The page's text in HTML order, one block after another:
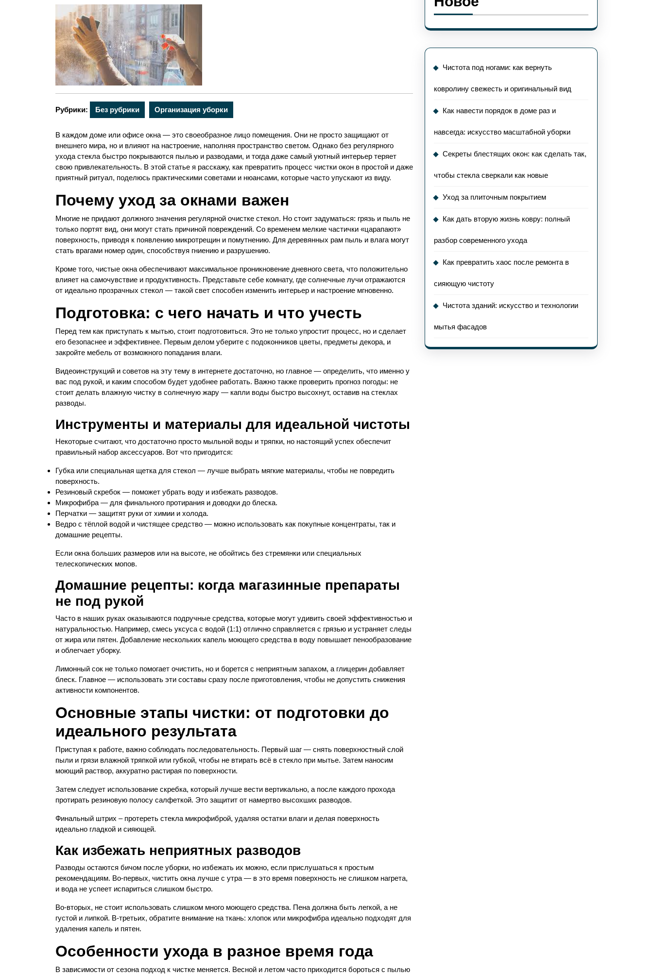
Рубрики: Без рубрики Организация уборки
В каждом доме или офисе окна — это своеобразное лицо помещения. Они не просто защищают от
внешнего мира, но и влияют на настроение, наполняя пространство светом. Однако без регулярного
ухода стекла быстро покрываются пылью и разводами, и тогда даже самый уютный интерьер теряет
свою привлекательность. В этой статье я расскажу, как превратить процесс чистки окон в простой и даже
приятный ритуал, поделюсь практическими советами и нюансами, которые часто упускают из виду.
Почему уход за окнами важен
Многие не придают должного значения регулярной очистке стекол. Но стоит задуматься: грязь и пыль не
только портят вид, они могут стать причиной повреждений. Со временем мелкие частички «царапают»
поверхность, приводя к появлению микротрещин и помутнению. Для деревянных рам пыль и влага могут
стать врагами номер один, способствуя гниению и разрушению.
Кроме того, чистые окна обеспечивают максимальное проникновение дневного света, что положительно
влияет на самочувствие и продуктивность. Представьте себе комнату, где солнечные лучи отражаются
от идеально прозрачных стекол — такой свет способен изменить интерьер и настроение мгновенно.
Подготовка: с чего начать и что учесть
Перед тем как приступать к мытью, стоит подготовиться. Это не только упростит процесс, но и сделает
его безопаснее и эффективнее. Первым делом уберите с подоконников цветы, предметы декора, и
закройте мебель от возможного попадания влаги.
Видеоинструкций и советов на эту тему в интернете достаточно, но главное — определить, что именно у
вас под рукой, и каким способом будет удобнее работать. Важно также проверить прогноз погоды: не
стоит делать влажную чистку в солнечную жару — капли воды быстро высохнут, оставив на стеклах
разводы.
Инструменты и материалы для идеальной чистоты
Некоторые считают, что достаточно просто мыльной воды и тряпки, но настоящий успех обеспечит
правильный набор аксессуаров. Вот что пригодится:
Губка или специальная щетка для стекол — лучше выбрать мягкие материалы, чтобы не повредить
поверхность.
Резиновый скребок — поможет убрать воду и избежать разводов.
Микрофибра — для финального протирания и доводки до блеска.
Перчатки — защитят руки от химии и холода.
Ведро с тёплой водой и чистящее средство — можно использовать как покупные концентраты, так и
домашние рецепты.
Если окна больших размеров или на высоте, не обойтись без стремянки или специальных
телескопических мопов.
Домашние рецепты: когда магазинные препараты
не под рукой
Часто в наших руках оказываются подручные средства, которые могут удивить своей эффективностью и
натуральностью. Например, смесь уксуса с водой (1:1) отлично справляется с грязью и устраняет следы
от жира или пятен. Добавление нескольких капель моющего средства в воду повышает пенообразование
и облегчает уборку.
Лимонный сок не только помогает очистить, но и борется с неприятным запахом, а глицерин добавляет
блеск. Главное — использовать эти составы сразу после приготовления, чтобы не допустить снижения
активности компонентов.
Основные этапы чистки: от подготовки до
идеального результата
Приступая к работе, важно соблюдать последовательность. Первый шаг — снять поверхностный слой
пыли и грязи влажной тряпкой или губкой, чтобы не втирать всё в стекло при мытье. Затем наносим
моющий раствор, аккуратно растирая по поверхности.
Затем следует использование скребка, который лучше вести вертикально, а после каждого прохода
протирать резиновую полосу салфеткой. Это защитит от намертво высохших разводов.
Финальный штрих – протереть стекла микрофиброй, удаляя остатки влаги и делая поверхность
идеально гладкой и сияющей.
Как избежать неприятных разводов
Разводы остаются бичом после уборки, но избежать их можно, если прислушаться к простым
рекомендациям. Во-первых, чистить окна лучше с утра — в это время поверхность не слишком нагрета,
и вода не успеет испариться слишком быстро.
Во-вторых, не стоит использовать слишком много моющего средства. Пена должна быть легкой, а не
густой и липкой. В-третьих, обратите внимание на ткань: хлопок или микрофибра идеально подходят для
удаления капель и пятен.
Особенности ухода в разное время года
В зависимости от сезона подход к чистке меняется. Весной и летом часто приходится бороться с пылью
Чистота под ногами: как вернуть
ковролину свежесть и оригинальный вид
Как навести порядок в доме раз и
навсегда: искусство масштабной уборки
Секреты блестящих окон: как сделать так,
чтобы стекла сверкали как новые
Уход за плиточным покрытием
Как дать вторую жизнь ковру: полный
разбор современного ухода
Как превратить хаос после ремонта в
сияющую чистоту
Чистота зданий: искусство и технологии
мытья фасадов